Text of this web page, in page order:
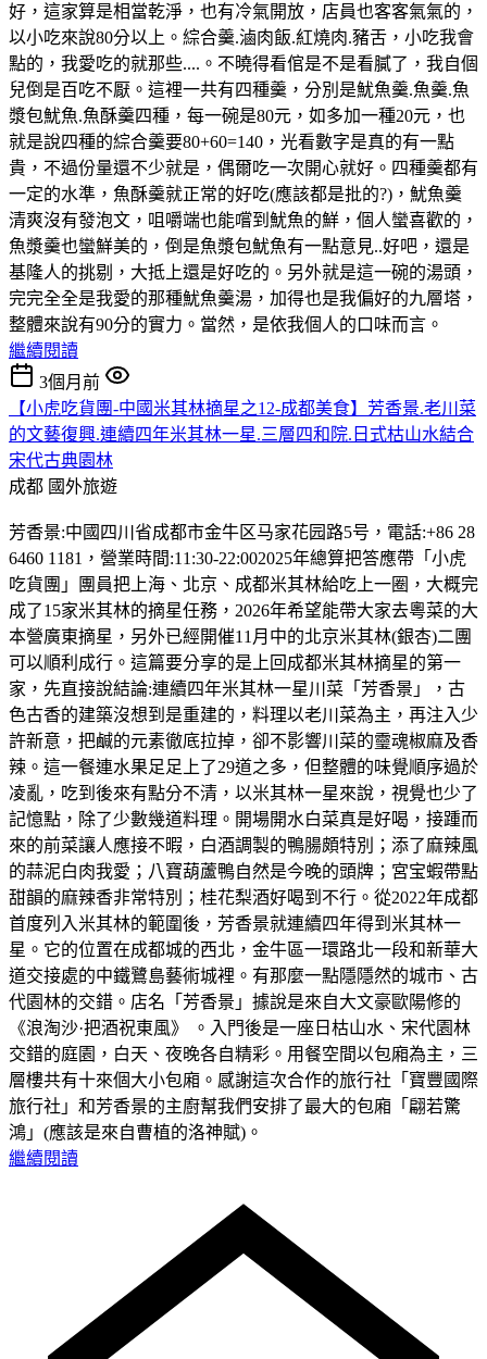
好，這家算是相當乾淨，也有冷氣開放，店員也客客氣氣的，
以小吃來說80分以上。綜合羹.滷肉飯.紅燒肉.豬舌，小吃我會
點的，我愛吃的就那些....。不曉得看倌是不是看膩了，我自個
兒倒是百吃不厭。這裡一共有四種羹，分別是魷魚羹.魚羹.魚
漿包魷魚.魚酥羹四種，每一碗是80元，如多加一種20元，也
就是說四種的綜合羹要80+60=140，光看數字是真的有一點
貴，不過份量還不少就是，偶爾吃一次開心就好。四種羹都有
一定的水準，魚酥羹就正常的好吃(應該都是批的?)，魷魚羹
清爽沒有發泡文，咀嚼端也能嚐到魷魚的鮮，個人蠻喜歡的，
魚漿羹也蠻鮮美的，倒是魚漿包魷魚有一點意見..好吧，還是
基隆人的挑剔，大抵上還是好吃的。另外就是這一碗的湯頭，
完完全全是我愛的那種魷魚羹湯，加得也是我偏好的九層塔，
整體來說有90分的實力。當然，是依我個人的口味而言。
繼續閱讀
3個月前
【小虎吃貨團-中國米其林摘星之12-成都美食】芳香景.老川菜
的文藝復興.連續四年米其林一星.三層四和院.日式枯山水結合
宋代古典園林
成都 國外旅遊
芳香景:中國四川省成都市金牛区马家花园路5号，電話:+86 28
6460 1181，營業時間:11:30-22:002025年總算把答應帶「小虎
吃貨團」團員把上海、北京、成都米其林給吃上一圈，大概完
成了15家米其林的摘星任務，2026年希望能帶大家去粵菜的大
本營廣東摘星，另外已經開催11月中的北京米其林(銀杏)二團
可以順利成行。這篇要分享的是上回成都米其林摘星的第一
家，先直接說結論:連續四年米其林一星川菜「芳香景」，古
色古香的建築沒想到是重建的，料理以老川菜為主，再注入少
許新意，把鹹的元素徹底拉掉，卻不影響川菜的𩆜魂椒麻及香
辣。這一餐連水果足足上了29道之多，但整體的味覺順序過於
凌亂，吃到後來有點分不清，以米其林一星來說，視覺也少了
記憶點，除了少數幾道料理。開場開水白菜真是好喝，接踵而
來的前菜讓人應接不暇，白酒調製的鴨腸頗特別；添了麻辣風
的蒜泥白肉我愛；八寶葫蘆鴨自然是今晚的頭牌；宮宝蝦帶點
甜韻的麻辣香非常特別；桂花梨酒好喝到不行。從2022年成都
首度列入米其林的範圍後，芳香景就連續四年得到米其林一
星。它的位置在成都城的西北，金牛區一環路北一段和新華大
道交接處的中鐵鷺島藝術城裡。有那麼一點隱隱然的城市、古
代園林的交錯。店名「芳香景」據說是來自大文豪歐陽修的
《浪淘沙·把酒祝東風》 。入門後是一座日枯山水、宋代園林
交錯的庭園，白天、夜晚各自精彩。用餐空間以包廂為主，三
層樓共有十來個大小包廂。感謝這次合作的旅行社「寶豐國際
旅行社」和芳香景的主廚幫我們安排了最大的包廂「翩若驚
鴻」(應該是來自曹植的洛神賦)。
繼續閱讀